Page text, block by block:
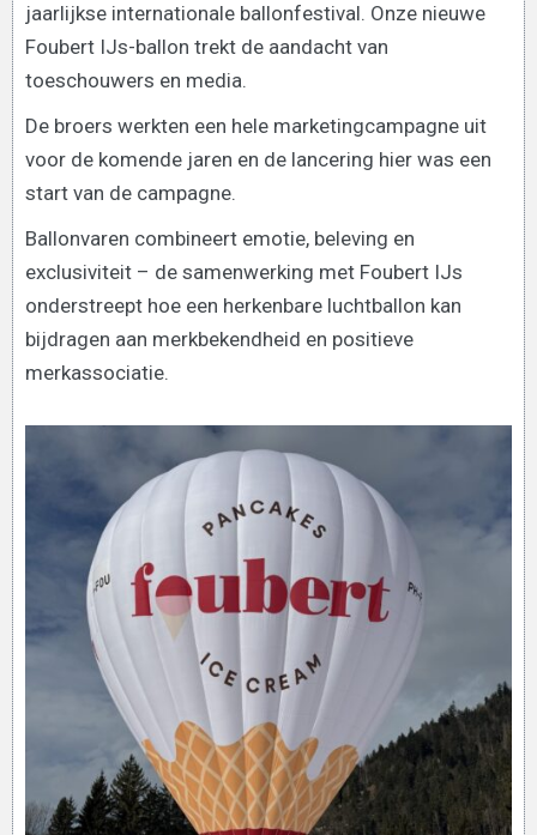
jaarlijkse internationale ballonfestival. Onze nieuwe
Foubert IJs-ballon trekt de aandacht van
toeschouwers en media.
De broers werkten een hele marketingcampagne uit
voor de komende jaren en de lancering hier was een
start van de campagne.
Ballonvaren combineert emotie, beleving en
exclusiviteit – de samenwerking met Foubert IJs
onderstreept hoe een herkenbare luchtballon kan
bijdragen aan merkbekendheid en positieve
merkassociatie.